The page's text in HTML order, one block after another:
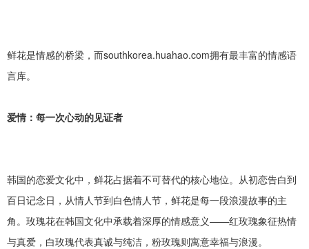
鲜花是情感的桥梁，而southkorea.huahao.com拥有最丰富的情感语
言库。
爱情：每一次心动的见证者
韩国的恋爱文化中，鲜花占据着不可替代的核心地位。从初恋告白到
百日记念日，从情人节到白色情人节，鲜花是每一段浪漫故事的主
角。玫瑰花在韩国文化中承载着深厚的情感意义——红玫瑰象征热情
与真爱，白玫瑰代表真诚与纯洁，粉玫瑰则寓意幸福与浪漫。